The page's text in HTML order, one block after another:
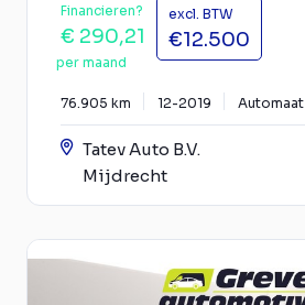
Financieren?
€ 290,21
per maand
excl. BTW
€12.500
76.905 km 12-2019 Automaat
Tatev Auto B.V.
Mijdrecht